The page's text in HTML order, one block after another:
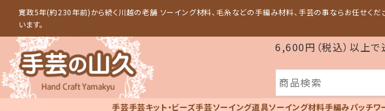
寛政5年(約230年前)から続く川越の老舗 ソーイング材料、毛糸などの手編み材料、手芸の事ならお任せく
います。
6,600円（税込）以上
手芸手芸キット・ビーズ手芸ソーイング道具ソーイング材料手編みパッチワ